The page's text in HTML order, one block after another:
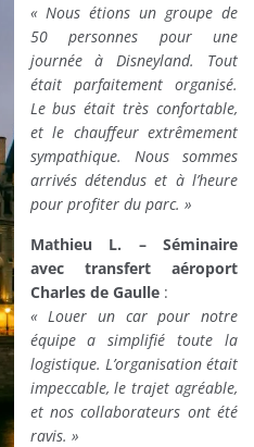
« Nous étions un groupe de
50 personnes pour une
journée à Disneyland. Tout
était parfaitement organisé.
Le bus était très confortable,
et le chauffeur extrêmement
sympathique. Nous sommes
arrivés détendus et à l’heure
pour profiter du parc. »
Mathieu L. – Séminaire
avec transfert aéroport
Charles de Gaulle:
« Louer un car pour notre
équipe a simplifié toute la
logistique. L’organisation était
impeccable, le trajet agréable,
et nos collaborateurs ont été
ravis. »